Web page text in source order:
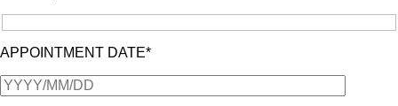
APPOINTMENT DATE*